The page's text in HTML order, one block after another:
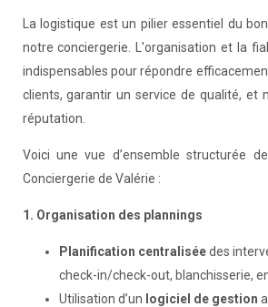
La logistique est un pilier essentiel du
notre conciergerie. L'organisation et la
indispensables pour répondre
clients, garantir un service de qualité, et
réputation.
Voici une vue d’ensemble structurée
Conciergerie de Valérie :
1. Organisation des plannings
Planification centraliséedes
check-in/check-out, blanchisserie,
Utilisation d’un logiciel de gestion